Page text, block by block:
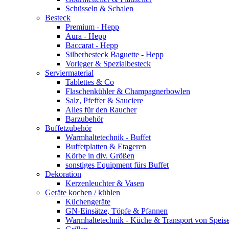
Schüsseln & Schalen
Besteck
Premium - Hepp
Aura - Hepp
Baccarat - Hepp
Silberbesteck Baguette - Hepp
Vorleger & Spezialbesteck
Serviermaterial
Tablettes & Co
Flaschenkühler & Champagnerbowlen
Salz, Pfeffer & Sauciere
Alles für den Raucher
Barzubehör
Buffetzubehör
Warmhaltetechnik - Buffet
Buffetplatten & Etageren
Körbe in div. Größen
sonstiges Equipment fürs Buffet
Dekoration
Kerzenleuchter & Vasen
Geräte kochen / kühlen
Küchengeräte
GN-Einsätze, Töpfe & Pfannen
Warmhaltetechnik - Küche & Transport von